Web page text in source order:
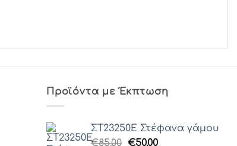
Προϊόντα με Έκπτωση
ΣΤ23250Ε Στέφανα γάμου
€85.00 Original
€50.00Η